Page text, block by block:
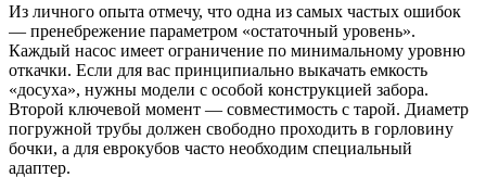
Из личного опыта отмечу, что одна из самых частых ошибок
— пренебрежение параметром «остаточный уровень».
Каждый насос имеет ограничение по минимальному уровню
откачки. Если для вас принципиально выкачать емкость
«досуха», нужны модели с особой конструкцией забора.
Второй ключевой момент — совместимость с тарой. Диаметр
погружной трубы должен свободно проходить в горловину
бочки, а для еврокубов часто необходим специальный
адаптер.